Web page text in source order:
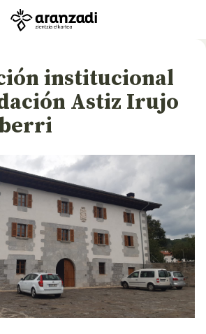
institucional
Astiz Irujo